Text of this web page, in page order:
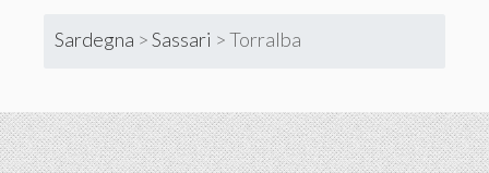
Sardegna >Sassari >Torralba